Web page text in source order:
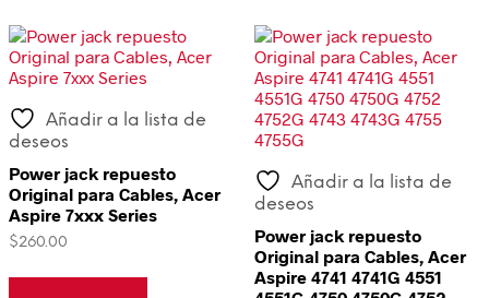
Añadir a la lista de
deseos
Power jack repuesto
Original para Cables, Acer
Aspire 7xxx Series
$260.00
Añadir a la lista de
deseos
Power jack repuesto
Original para Cables, Acer
Aspire 4741 4741G 4551